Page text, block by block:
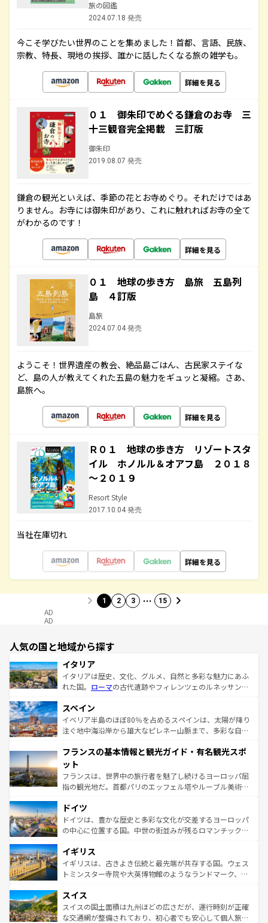
旅の図鑑
2024.07.18 発売
今こそ学びたい世界のことを集めました！首都、言語、民族、
宗教、特長、現地の挨拶、誰かに話したくなる旅の雑学も。
詳細を見る
０１ 御朱印でめぐる鎌倉のお寺 三
十三観音完全掲載 三訂版
御朱印
2019.08.07 発売
鎌倉の観光といえば、季節の花とお寺めぐり。それだけではあ
りません。お寺には御朱印があり、これに触れればお寺の全て
がわかるのです！
詳細を見る
０１ 地球の歩き方 島旅 五島列
島 ４訂版
島旅
2024.07.04 発売
ようこそ！世界遺産の教会、絶品島ごはん、古民家ステイな
ど、島の人が教えてくれた五島の魅力をギュッと凝縮。さあ、
島旅へ。
詳細を見る
Ｒ０１ 地球の歩き方 リゾートスタ
イル ホノルル＆オアフ島 ２０１８
～２０１９
Resort Style
2017.10.04 発売
当社在庫切れ
詳細を見る
1 2 3 … 15
AD
AD
人気の国と地域から探す
イタリア
イタリアは歴史、文化、グルメ、自然と多彩な魅力にあふ
れた国。 ローマの古代遺跡やフィレンツェのルネッサンス
ろん、トスカーナの美しい田園風景やアマルフィ海岸の絶
景など、自然景観も見逃せない。観光の合間には、本場の
ピザやパスタなど、絶品のイタリア料理を堪能することも
ませてくれるイタリアで、忘れられない旅をしてみよう！
なお、新着のイタリア情報は
しい。
スペイン
イベリア半島のほぼ80％を占めるスペインは、太陽が降り
注ぐ地中海沿岸から雄大なピレネー山脈まで、多彩な自然
文化が根付くこの国では、情熱的なフラメンコ、熱気あふ
れる闘牛、そして美味しいタパスが生活の一部となってい
る。首都マドリードの洗練された雰囲気や、バルセロナの
アートに溢れた街角から、地方では古代ローマ遺跡や中世
せる。地方によって風土や気候が異なるスペインはその個
性で訪れる人を魅了する。 なお、新着のスペイン情報は コ
ンテンツ一覧を参照してほしい。
フランスの基本情報と観光ガイド・有名観光スポ
ット
フランスは、世界中の旅行者を魅了し続けるヨーロッパ屈
指の観光地だ。首都パリのエッフェル塔やルーブル美術館
で、幅広い魅力が詰まっている。華麗な宮殿、歴史的な大
聖堂、美しいビーチ、そして豊かな自然が、訪れる者を心
から魅了する。また、フランスは美食の国としても知ら
いる。シャンパンの発祥地であるランス、プロヴァンスの
香り高いラベンダー畑など、多彩な楽しみ方が可能だ。さ
らに、パリ以外の地域にも魅力が溢れており、どの街角に
れる地方に足を運ぶとそれぞれで全く異なる文化を体験で
きるだろう。 なお、新着のフランス情報はコンテンツ一覧
を参照してほしい。
ドイツ
ドイツは、豊かな歴史と多彩な文化が交差するヨーロッパ
の中心に位置する国。中世の街並みが残るロマンチック街
顔を持つこの国は、どこを歩いても飽きることがない。ベ
ルリンの文化的活気、バイエルン州のアルプスの絶景、そ
してライン川沿いのワイン畑といった風景は必見。ビール
は、お酒好きな人にはぜひ体験してほしい。 なお、新着の
ドイツ情報はコンテンツ一覧を参照してほしい。
イギリス
イギリスは、古きよき伝統と最先端が共存する国。ウェス
トミンスター寺院や大英博物館のようなランドマーク、歴
リアごとに異なる魅力がある。また、優雅なアフタヌーン
ティー、ビール好きにはたまらない英国パブ、サッカー観
戦など、本場だからこそできる体験も豊富。イギリスを旅
スイス
スイスの国土面積は九州ほどの広さだが、運行時刻が正確
な交通網が整備されており、初心者でも安心して個人旅行